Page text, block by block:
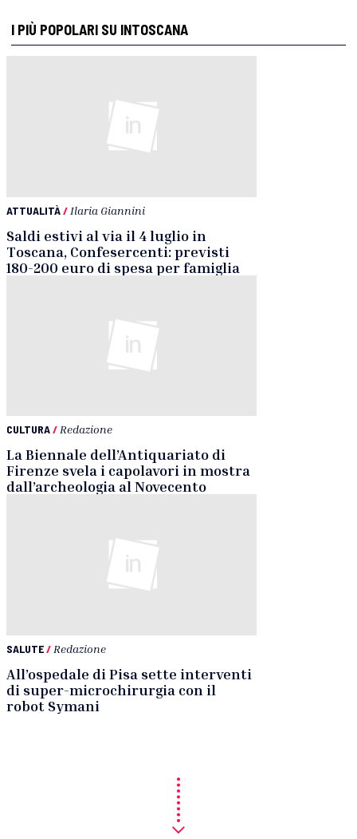
I PIÙ POPOLARI SU INTOSCANA
ATTUALITÀ/ Ilaria Giannini
Saldi estivi al via il 4 luglio in
Toscana, Confesercenti: previsti
180-200 euro di spesa per famiglia
CULTURA/ Redazione
La Biennale dell’Antiquariato di
Firenze svela i capolavori in mostra
dall’archeologia al Novecento
SALUTE/ Redazione
All’ospedale di Pisa sette interventi
di super-microchirurgia con il
robot Symani